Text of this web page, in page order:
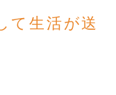
て生活が送